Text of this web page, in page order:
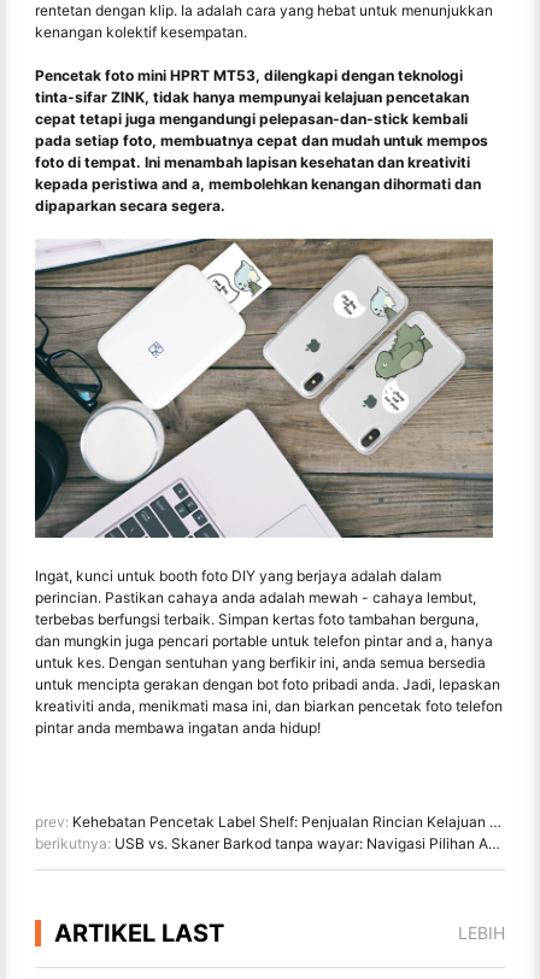
rentetan dengan klip. Ia adalah cara yang hebat untuk menunjukkan
kenangan kolektif kesempatan.
Pencetak foto mini HPRT MT53, dilengkapi dengan teknologi
tinta-sifar ZINK, tidak hanya mempunyai kelajuan pencetakan
cepat tetapi juga mengandungi pelepasan-dan-stick kembali
pada setiap foto, membuatnya cepat dan mudah untuk mempos
foto di tempat. Ini menambah lapisan kesehatan dan kreativiti
kepada peristiwa and a, membolehkan kenangan dihormati dan
dipaparkan secara segera.
Ingat, kunci untuk booth foto DIY yang berjaya adalah dalam
perincian. Pastikan cahaya anda adalah mewah - cahaya lembut,
terbebas berfungsi terbaik. Simpan kertas foto tambahan berguna,
dan mungkin juga pencari portable untuk telefon pintar and a, hanya
untuk kes. Dengan sentuhan yang berfikir ini, anda semua bersedia
untuk mencipta gerakan dengan bot foto pribadi anda. Jadi, lepaskan
kreativiti anda, menikmati masa ini, dan biarkan pencetak foto telefon
pintar anda membawa ingatan anda hidup!
prev: Kehebatan Pencetak Label Shelf: Penjualan Rincian Kelajuan dengan HPRT HM-T3 PRO
berikutnya: USB vs. Skaner Barkod tanpa wayar: Navigasi Pilihan Anda untuk Efisiensi
ARTIKEL LAST LEBIH